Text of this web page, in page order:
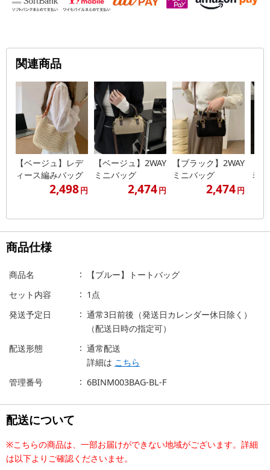
関連商品
【ベージュ】レデ
ィース編みバッグ
2,498円
【ベージュ】2WAY
ミニバッグ
2,474円
【ブラック】2WAY
ミニバッグ
2,474円
ミ
商品仕様
商品名
【ブルー】トートバッグ
セット内容
1点
発送予定日
通常3日前後（発送日カレンダー休日除く）
（配送日時の指定可）
配送形態
通常配送
詳細は こちら
管理番号
6BINM003BAG-BL-F
配送について
※こちらの商品は、一部お届けができない地域がございます。詳細
は以下よりご確認くださいませ。